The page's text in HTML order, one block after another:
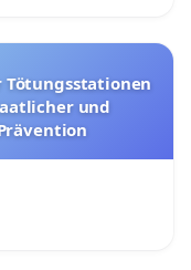
Weggis
für
und